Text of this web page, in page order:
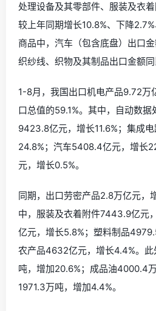
处理设备及其零部件、服装及衣
较上年同期增长10.8%、下降
商品中，汽车（包含底盘）出口
织纱线、织物及其制品出口金额同
1-8月，我国出口机电产品9.72万
口总值的59.1%。其中，自动数
9423.8亿元，增长11.6%；集成
24.8%；汽车5408.4亿元，增长
元，增长0.5%。
同期，出口劳密产品2.8万亿元，
中，服装及衣着附件7443.9亿元
亿元，增长5.8%；塑料制品
农产品4632亿元，增长4.4%。
吨，增加20.6%；成品油4000.4
1971.3万吨，增加4.4%。